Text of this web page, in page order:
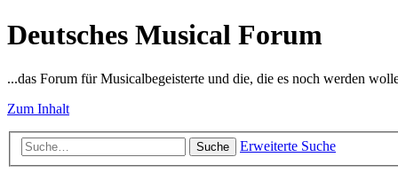
Deutsches Musical Forum
...das Forum für Musicalbegeisterte und die, die es noch werden
Zum Inhalt
Suche Erweiterte Suche